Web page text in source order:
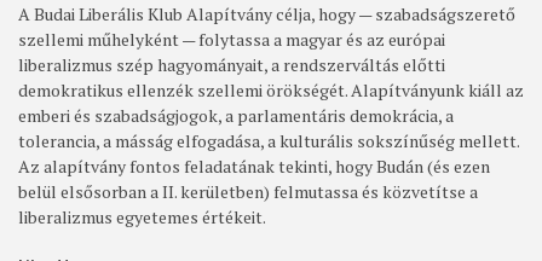
A Budai Liberális Klub Alapítvány célja, hogy — szabadságszerető
szellemi műhelyként — folytassa a magyar és az európai
liberalizmus szép hagyományait, a rendszerváltás előtti
demokratikus ellenzék szellemi örökségét. Alapítványunk kiáll az
emberi és szabadságjogok, a parlamentáris demokrácia, a
tolerancia, a másság elfogadása, a kulturális sokszínűség mellett.
Az alapítvány fontos feladatának tekinti, hogy Budán (és ezen
belül elsősorban a II. kerületben) felmutassa és közvetítse a
liberalizmus egyetemes értékeit.